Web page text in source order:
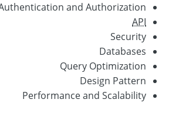
Authentication and Authorization
API
Security
Databases
Query Optimization
Design Pattern
Performance and Scalability